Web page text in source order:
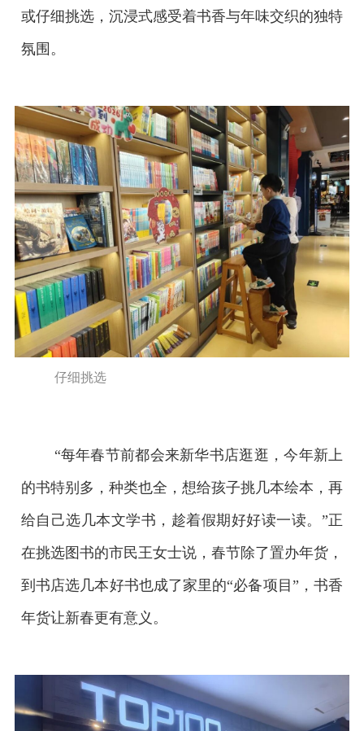
或仔细挑选，沉浸式感受着书香与年味交织的独特
氛围。
仔细挑选
“每年春节前都会来新华书店逛逛，今年新上
的书特别多，种类也全，想给孩子挑几本绘本，再
给自己选几本文学书，趁着假期好好读一读。”正
在挑选图书的市民王女士说，春节除了置办年货，
到书店选几本好书也成了家里的“必备项目”，书香
年货让新春更有意义。